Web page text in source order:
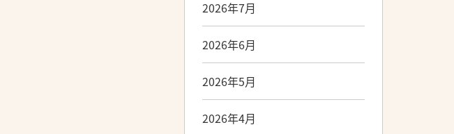
2026年7月
2026年6月
2026年5月
2026年4月